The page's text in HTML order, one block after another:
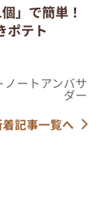
」で簡単！
ポテト
ノートアンバサ
ダー
記事一覧へ